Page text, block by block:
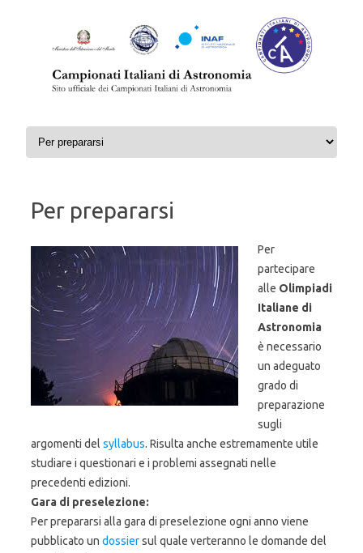
Skip to content
Per prepararsi
Per
partecipare
alle Olimpiadi
Italiane di
Astronomia
è necessario
un adeguato
grado di
preparazione
sugli
argomenti del syllabus. Risulta anche estremamente utile
studiare i questionari e i problemi assegnati nelle
precedenti edizioni.
Gara di preselezione:
Per prepararsi alla gara di preselezione ogni anno viene
pubblicato un dossiersul quale verteranno le domande del